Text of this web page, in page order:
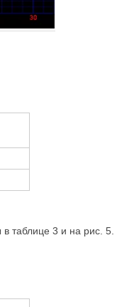
таблице 3 и на рис. 5.